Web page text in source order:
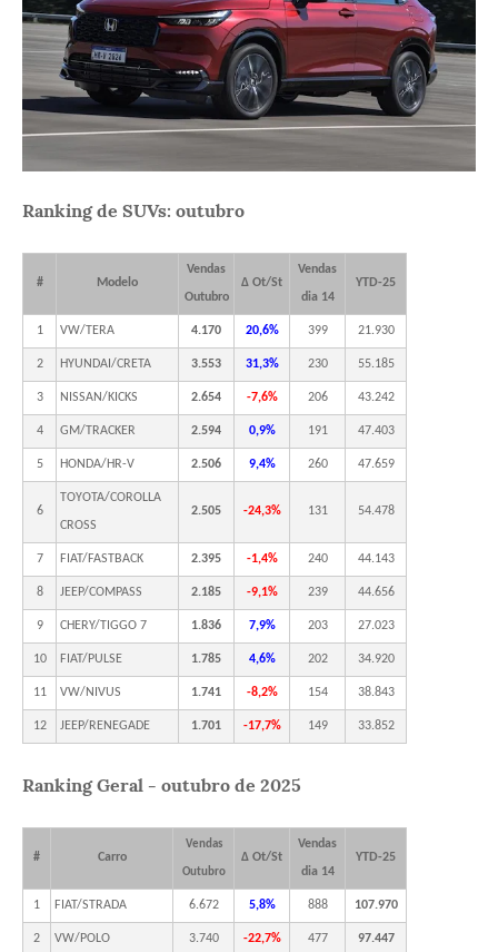
Ranking de SUVs: outubro
# Modelo
Vendas
Outubro
Δ Ot/St
Vendas
dia 14
YTD-25
1 VW/TERA 4.170 20,6% 399 21.930
2 HYUNDAI/CRETA 3.553 31,3% 230 55.185
3 NISSAN/KICKS 2.654 -7,6% 206 43.242
4 GM/TRACKER 2.594 0,9% 191 47.403
5 HONDA/HR-V 2.506 9,4% 260 47.659
6
TOYOTA/COROLLA
CROSS
2.505 -24,3% 131 54.478
7 FIAT/FASTBACK 2.395 -1,4% 240 44.143
8 JEEP/COMPASS 2.185 -9,1% 239 44.656
9 CHERY/TIGGO 7 1.836 7,9% 203 27.023
10 FIAT/PULSE 1.785 4,6% 202 34.920
11 VW/NIVUS 1.741 -8,2% 154 38.843
12 JEEP/RENEGADE 1.701 -17,7% 149 33.852
Ranking Geral - outubro de 2025
# Carro
Vendas
Outubro
Δ Ot/St
Vendas
dia 14
YTD-25
1 FIAT/STRADA 6.672 5,8% 888 107.970
2 VW/POLO 3.740 -22,7% 477 97.447